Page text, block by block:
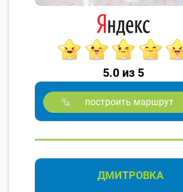
5.0 из 5
построить маршрут
ДМИТРОВКА